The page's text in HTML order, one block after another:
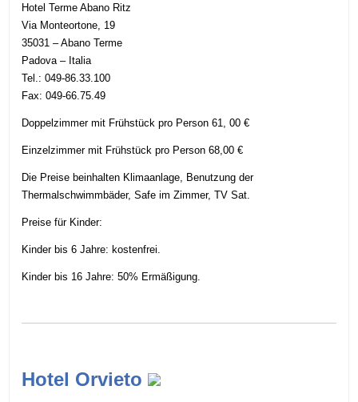
Hotel Terme Abano Ritz
Via Monteortone, 19
35031 – Abano Terme
Padova – Italia
Tel.: 049-86.33.100
Fax: 049-66.75.49
Doppelzimmer mit Frühstück pro Person 61, 00 €
Einzelzimmer mit Frühstück pro Person 68,00 €
Die Preise beinhalten Klimaanlage, Benutzung der
Thermalschwimmbäder, Safe im Zimmer, TV Sat.
Preise für Kinder:
Kinder bis 6 Jahre: kostenfrei.
Kinder bis 16 Jahre: 50% Ermäßigung.
Hotel Orvieto